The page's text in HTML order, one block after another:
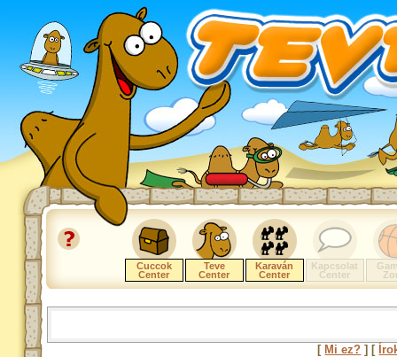
Cuccok
Center
Teve
Center
Karaván
Center
Kapcsolat
Center
[ Mi ez? ] [